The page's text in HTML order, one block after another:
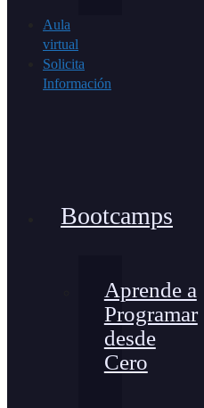
Aula
virtual
Solicita
Información
Bootcamps
Aprende a
Programar
desde
Cero